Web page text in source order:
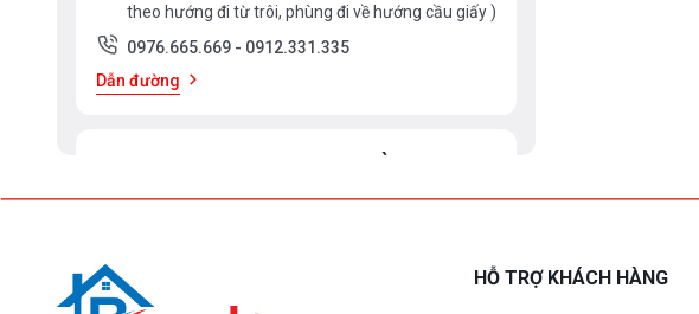
theo hướng đi từ trôi, phùng đi về hướng cầu giấy )
0976.665.669 - 0912.331.335
Dẫn đường
BEPANTOAN.VN - ĐẠI LA - HAI BÀ TRƯNG -
Dẫn đường
HỖ TRỢ KHÁCH HÀNG